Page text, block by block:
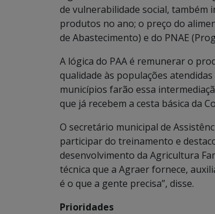
de vulnerabilidade social, também
produtos no ano; o preço do
de Abastecimento) e do PNAE
A lógica do PAA é remunerar o
qualidade às populações
municípios farão essa
que já recebem a cesta básica da
O secretário municipal de
participar do treinamento e
desenvolvimento da Agricultura
técnica que a Agraer fornece,
é o que a gente precisa”, disse.
Prioridades